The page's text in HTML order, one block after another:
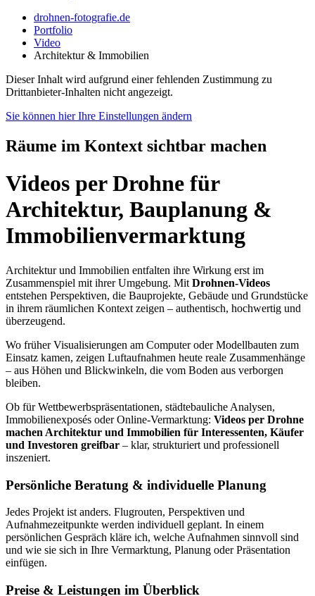
drohnen-fotografie.de
Portfolio
Video
Architektur & Immobilien
Dieser Inhalt wird aufgrund einer fehlenden Zustimmung zu
Drittanbieter-Inhalten nicht angezeigt.
Sie können hier Ihre Einstellungen ändern
Räume im Kontext sichtbar machen
Videos per Drohne für
Architektur, Bauplanung &
Immobilienvermarktung
Architektur und Immobilien entfalten ihre Wirkung erst im
Zusammenspiel mit ihrer Umgebung. Mit Drohnen-Videos
entstehen Perspektiven, die Bauprojekte, Gebäude und Grundstücke
in ihrem räumlichen Kontext zeigen – authentisch, hochwertig und
überzeugend.
Wo früher Visualisierungen am Computer oder Modellbauten zum
Einsatz kamen, zeigen Luftaufnahmen heute reale Zusammenhänge
– aus Höhen und Blickwinkeln, die vom Boden aus verborgen
bleiben.
Ob für Wettbewerbspräsentationen, städtebauliche Analysen,
Immobilienexposés oder Online-Vermarktung: Videos per Drohne
machen Architektur und Immobilien für Interessenten, Käufer
und Investoren greifbar – klar, strukturiert und professionell
inszeniert.
Persönliche Beratung & individuelle Planung
Jedes Projekt ist anders. Flugrouten, Perspektiven und
Aufnahmezeitpunkte werden individuell geplant. In einem
persönlichen Gespräch kläre ich, welche Aufnahmen sinnvoll sind
und wie sie sich in Ihre Vermarktung, Planung oder Präsentation
einfügen.
Preise & Leistungen im Überblick